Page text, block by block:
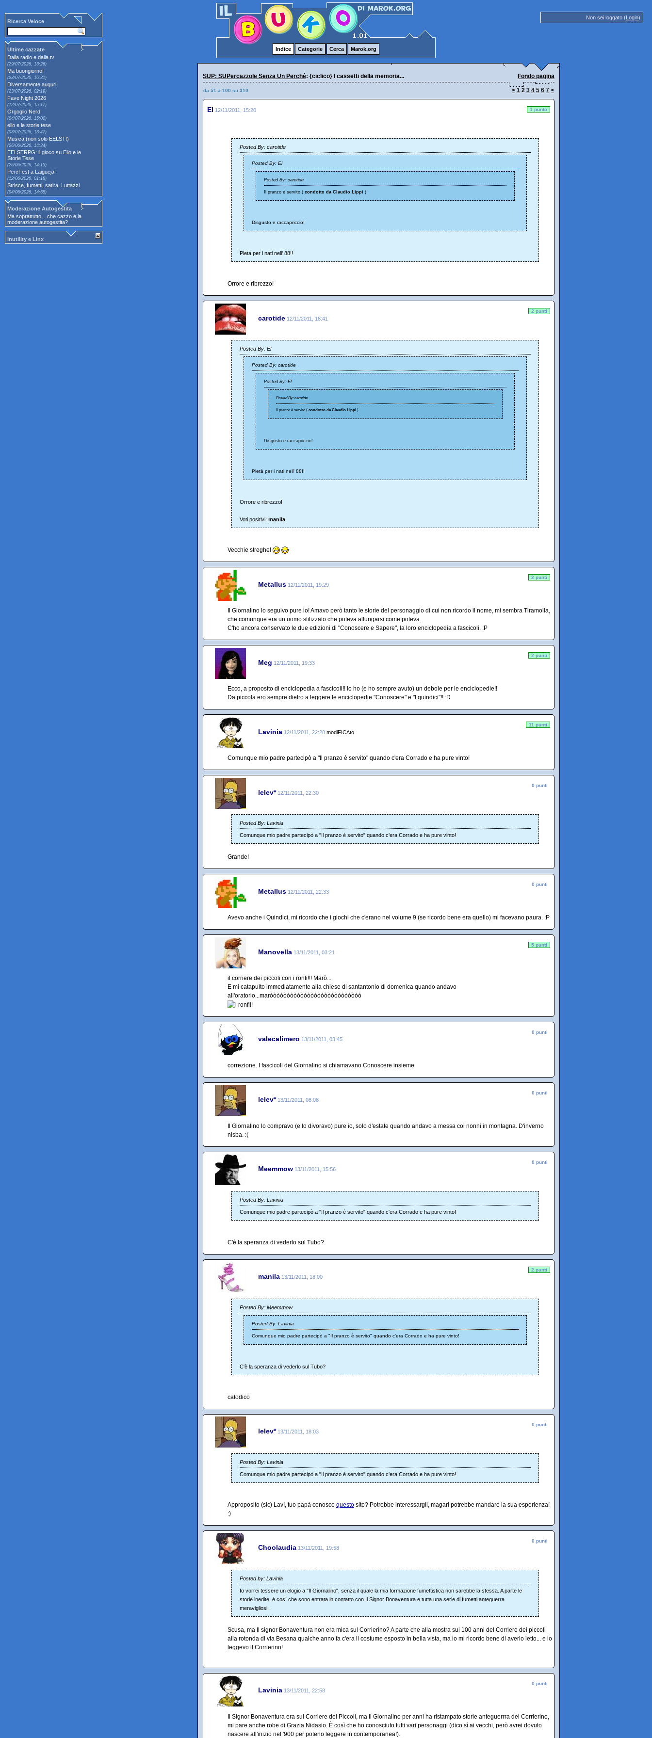
Non sei loggato (Login)
Indice Categorie Cerca Marok.org
Ricerca Veloce
Ultime cazzate
Dalla radio e dalla tv
(29/07/2026, 13:26)
Ma buongiorno!
(23/07/2026, 16:31)
Diversamente auguri!
(23/07/2026, 02:19)
Fave Night 2026
(12/07/2026, 15:17)
Orgoglio Nerd
(04/07/2026, 15:00)
elio e le storie tese
(03/07/2026, 13:47)
Musica (non solo EELST!)
(26/06/2026, 14:34)
EELSTRPG: il gioco su Elio e le
Storie Tese
(25/06/2026, 14:15)
PercFest a Laigueja!
(12/06/2026, 01:18)
Strisce, fumetti, satira, Luttazzi
(04/06/2026, 14:58)
Moderazione Autogestita
Ma soprattutto... che cazzo è la
moderazione autogestita?
Inutility e Linx
SUP: SUPercazzole Senza Un Perché: {ciclico} I cassetti della memoria... Fondo pagina
da 51 a 100 su 310 < 1 2 3 4 5 6 7 >
El 12/11/2011, 15:20 1 punto
Posted By: carotide
Posted By: El
Posted By: carotide
Il pranzo è servito ( condotto da Claudio Lippi )
Disgusto e raccapriccio!
Pietà per i nati nell' 88!!
Orrore e ribrezzo!
carotide 12/11/2011, 18:41
2 punti
Posted By: El
Posted By: carotide
Posted By: El
Posted By: carotide
Il pranzo è servito ( condotto da Claudio Lippi )
Disgusto e raccapriccio!
Pietà per i nati nell' 88!!
Orrore e ribrezzo!
Voti positivi: manila
Vecchie streghe!
Metallus 12/11/2011, 19:29
2 punti
Il Giornalino lo seguivo pure io! Amavo però tanto le storie del personaggio di cui non ricordo il nome, mi sembra Tiramolla,
che comunque era un uomo stilizzato che poteva allungarsi come poteva.
C'ho ancora conservato le due edizioni di "Conoscere e Sapere", la loro enciclopedia a fascicoli. :P
Meg 12/11/2011, 19:33
2 punti
Ecco, a proposito di enciclopedia a fascicoli!! Io ho (e ho sempre avuto) un debole per le enciclopedie!!
Da piccola ero sempre dietro a leggere le enciclopedie "Conoscere" e "I quindici"!! :D
Lavinia 12/11/2011, 22:28 modiFICAto
11 punti
Comunque mio padre partecipò a "Il pranzo è servito" quando c'era Corrado e ha pure vinto!
lelev* 12/11/2011, 22:30
0 punti
Posted By: Lavinia
Comunque mio padre partecipò a "Il pranzo è servito" quando c'era Corrado e ha pure vinto!
Grande!
Metallus 12/11/2011, 22:33
0 punti
Avevo anche i Quindici, mi ricordo che i giochi che c'erano nel volume 9 (se ricordo bene era quello) mi facevano paura. :P
Manovella 13/11/2011, 03:21
5 punti
il corriere dei piccoli con i ronfi!!! Marò...
E mi catapulto immediatamente alla chiese di santantonio di domenica quando andavo
all'oratorio...maròòòòòòòòòòòòòòòòòòòòòòòòòòò
valecalimero 13/11/2011, 03:45
0 punti
correzione. I fascicoli del Giornalino si chiamavano Conoscere insieme
lelev* 13/11/2011, 08:08
0 punti
Il Giornalino lo compravo (e lo divoravo) pure io, solo d'estate quando andavo a messa coi nonni in montagna. D'inverno
nisba. :(
Meemmow 13/11/2011, 15:56
0 punti
Posted By: Lavinia
Comunque mio padre partecipò a "Il pranzo è servito" quando c'era Corrado e ha pure vinto!
C'è la speranza di vederlo sul Tubo?
manila 13/11/2011, 18:00
2 punti
Posted By: Meemmow
Posted By: Lavinia
Comunque mio padre partecipò a "Il pranzo è servito" quando c'era Corrado e ha pure vinto!
C'è la speranza di vederlo sul Tubo?
catodico
lelev* 13/11/2011, 18:03
0 punti
Posted By: Lavinia
Comunque mio padre partecipò a "Il pranzo è servito" quando c'era Corrado e ha pure vinto!
Approposito (sic) Lavì, tuo papà conosce questo sito? Potrebbe interessargli, magari potrebbe mandare la sua esperienza!
:)
Choolaudia 13/11/2011, 19:58
0 punti
Posted by: Lavinia
Io vorrei tessere un elogio a "Il Giornalino", senza il quale la mia formazione fumettistica non sarebbe la stessa. A parte le
storie inedite, è così che sono entrata in contatto con Il Signor Bonaventura e tutta una serie di fumetti anteguerra
meravigliosi.
Scusa, ma Il signor Bonaventura non era mica sul Corrierino? A parte che alla mostra sui 100 anni del Corriere dei piccoli
alla rotonda di via Besana qualche anno fa c'era il costume esposto in bella vista, ma io mi ricordo bene di averlo letto... e io
leggevo il Corrierino!
Lavinia 13/11/2011, 22:58
0 punti
Il Signor Bonaventura era sul Corriere dei Piccoli, ma Il Giornalino per anni ha ristampato storie anteguerrra del Corrierino,
mi pare anche robe di Grazia Nidasio. È così che ho conosciuto tutti vari personaggi (dico sì ai vecchi, però avrei dovuto
nascere all'inizio nel '900 per poterlo leggere in contemporanea!).